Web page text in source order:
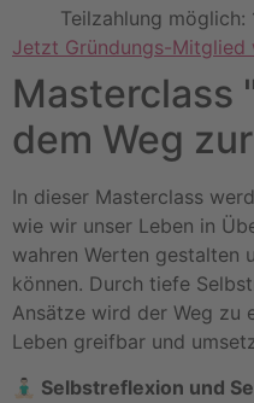
Teilzahlung
Jetzt Gründungs-Mitglied
Masterclass
dem Weg
In dieser Masterclass
wie wir unser Leben in
wahren Werten gestalten
können. Durch tiefe
Ansätze wird der Weg zu
Leben greifbar und
🧘🏻‍♂️ Selbstreflexion und